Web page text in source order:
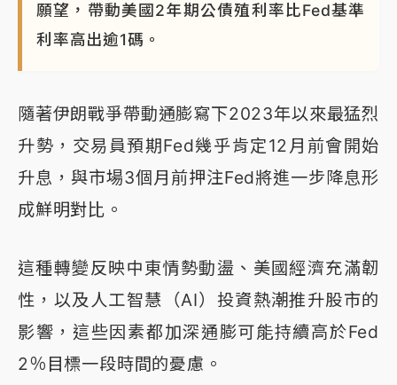
願望，帶動美國2年期公債殖利率比Fed基準
利率高出逾1碼。
隨著伊朗戰爭帶動通膨寫下2023年以來最猛烈
升勢，交易員預期Fed幾乎肯定12月前會開始
升息，與市場3個月前押注Fed將進一步降息形
成鮮明對比。
這種轉變反映中東情勢動盪、美國經濟充滿韌
性，以及人工智慧（AI）投資熱潮推升股市的
影響，這些因素都加深通膨可能持續高於Fed
2％目標一段時間的憂慮。